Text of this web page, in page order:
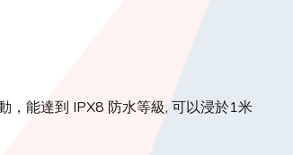
，能達到 IPX8 防水等級, 可以浸於1米